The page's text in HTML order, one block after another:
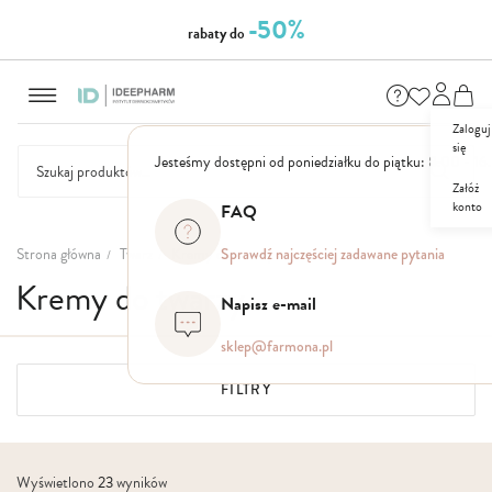
rabaty do -50%
do
treści
Jesteśmy dostępni od poniedziałku do piątku: 8.00 -
FAQ
Sprawdź najczęściej zadawane pytania
Napisz e-mail
sklep@farmona.pl
Zaloguj
się
Załóż
konto
NASZE
Strona główna Twarz Kremy do twarzy
Kremy do twarzy
Wyświetlono23wyników
FILTRY